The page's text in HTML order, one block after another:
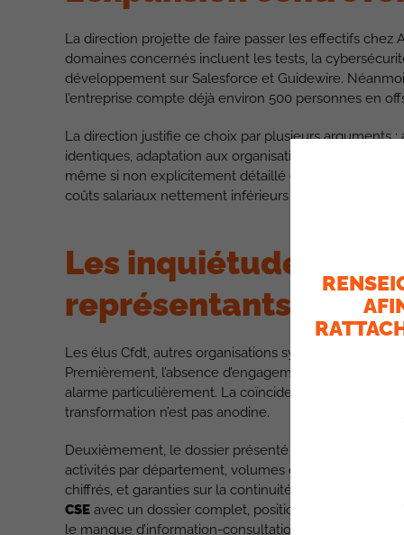
La direction projette de faire passer les effectifs chez
domaines concernés incluent les tests, la
développement sur Salesforce et Guidewire.
l’entreprise compte déjà environ 500 personnes en
La direction justifie ce choix par plusieurs arguments
identiques, adaptation aux organisations internes, et
même si non explicitement détaillé dans la
coûts salariaux nettement inférieurs et l’élimination
Les inquiétudes
représentants du
Les élus Cfdt, autres organisations syndicales ont
Premièrement, l’absence d’engagement ferme sur le
alarme particulièrement. La coïncidence entre la fin
transformation n’est pas anodine.
Deuxièmement, le dossier présenté manque
activités par département, volumes d’effectifs
chiffrés, et garanties sur la continuité de service. Il a
CSE avec un dossier complet, position soutenue par
le manque d’information-consultation, comme elle a